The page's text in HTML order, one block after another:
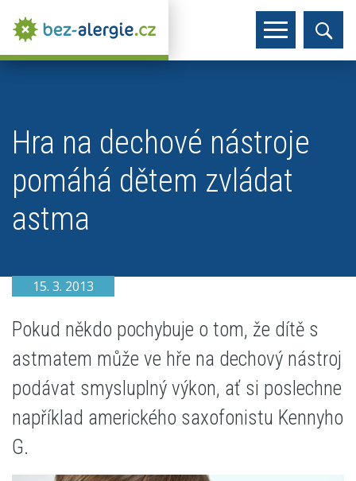
Hra na dechové nástroje
pomáhá dětem zvládat
astma
15. 3. 2013
Pokud někdo pochybuje o tom, že dítě s
astmatem může ve hře na dechový nástroj
podávat smysluplný výkon, ať si poslechne
například amerického saxofonistu Kennyho
G.